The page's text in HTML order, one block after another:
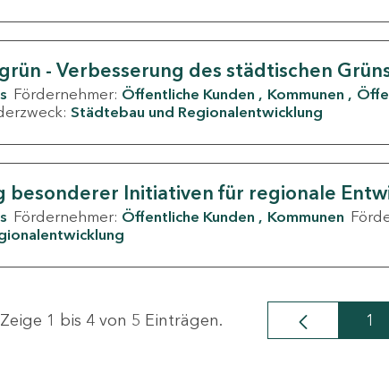
- Verbesserung des städtischen
Fördernehmer: Öffentliche Kunden Kommunen
Städtebau und Regionalentwicklung
besonderer Initiativen für regionale
Fördernehmer: Öffentliche Kunden Kommunen
Zeige 1 bis 4 von 5 Einträgen. 1